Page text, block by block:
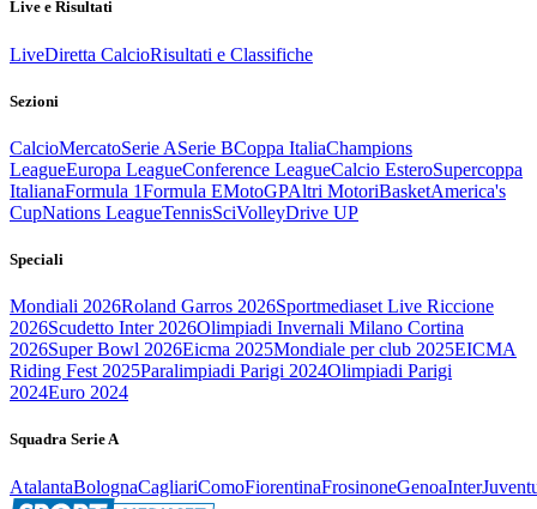
Live e Risultati
LiveDiretta CalcioRisultati e Classifiche
Sezioni
CalcioMercatoSerie ASerie BCoppa ItaliaChampions
LeagueEuropa LeagueConference LeagueCalcio EsteroSupercoppa
ItalianaFormula 1Formula EMotoGPAltri MotoriBasketAmerica's
CupNations LeagueTennisSciVolleyDrive UP
Speciali
Mondiali 2026Roland Garros 2026Sportmediaset Live Riccione
2026Scudetto Inter 2026Olimpiadi Invernali Milano Cortina
2026Super Bowl 2026Eicma 2025Mondiale per club 2025EICMA
Riding Fest 2025Paralimpiadi Parigi 2024Olimpiadi Parigi
2024Euro 2024
Squadra Serie A
AtalantaBolognaCagliariComoFiorentinaFrosinoneGenoaInter